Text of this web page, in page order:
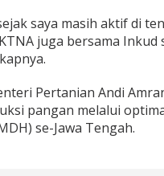
saya masih aktif di
juga bersama
Pertanian Andi
pangan melalui
se-Jawa Tengah.